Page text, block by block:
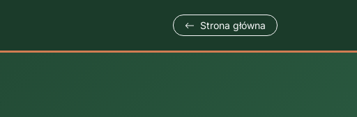
Strona główna